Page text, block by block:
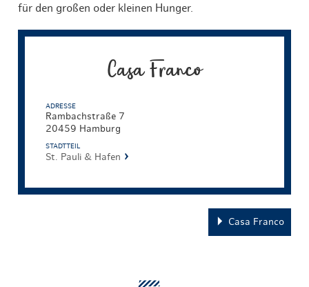
für den großen oder kleinen Hunger.
Casa Franco
ADRESSE
Rambachstraße 7
20459 Hamburg
STADTTEIL
St. Pauli & Hafen
Casa Franco